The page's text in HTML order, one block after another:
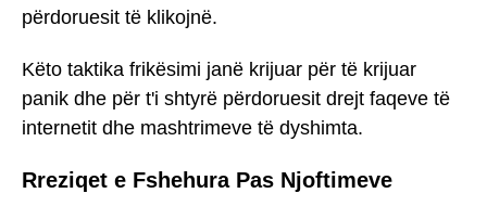
përdoruesit të klikojnë.
Këto taktika frikësimi janë krijuar për të krijuar
panik dhe për t'i shtyrë përdoruesit drejt faqeve të
internetit dhe mashtrimeve të dyshimta.
Rreziqet e Fshehura Pas Njoftimeve